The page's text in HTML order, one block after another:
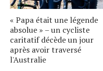
« Papa était une légende
absolue » – un cycliste
caritatif décède un jour
après avoir traversé
l'Australie